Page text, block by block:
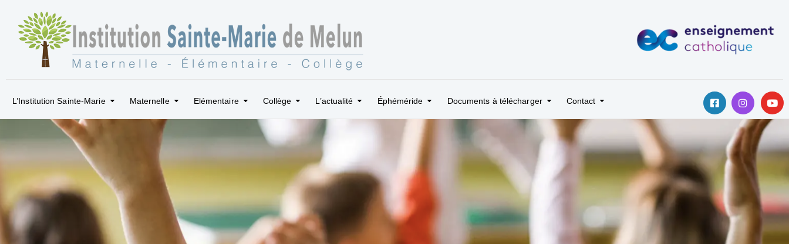
L’Institution Sainte-Marie Maternelle Elémentaire Collège L’actualité Éphéméride Documents à télécharger Contact